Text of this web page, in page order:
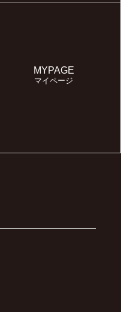
MYPAGE
マイページ